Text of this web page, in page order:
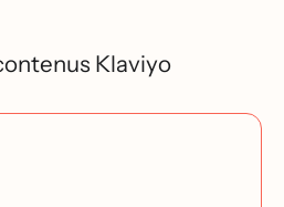
Klaviyo